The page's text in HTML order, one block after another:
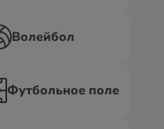
Волейбол
Футбольное поле